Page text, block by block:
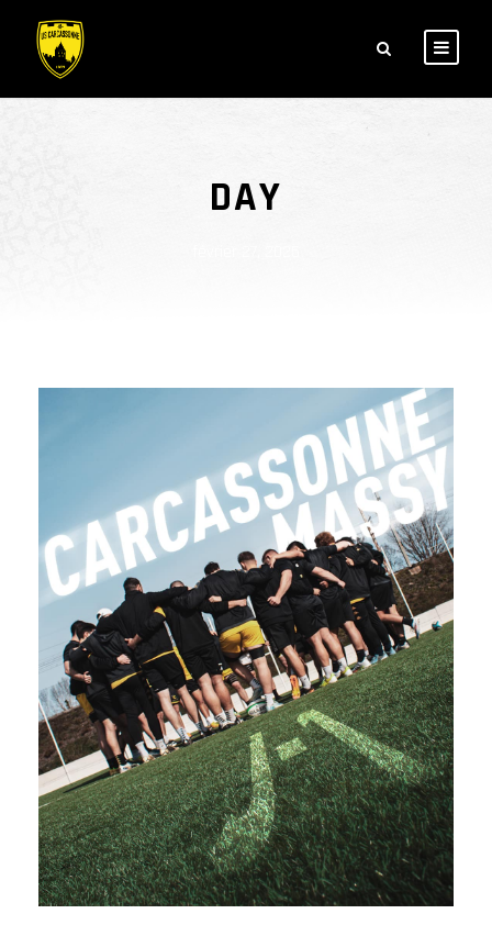
DAY